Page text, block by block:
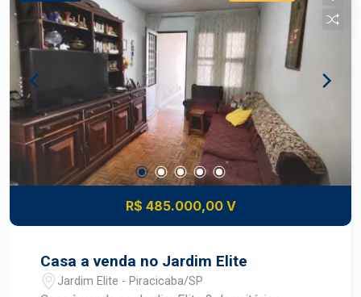
R$ 485.000,00 V
Casa a venda no Jardim Elite
Jardim Elite - Piracicaba/SP